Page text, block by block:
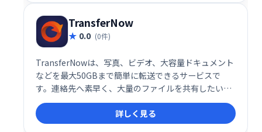
TransferNow
0.0 (0件)
TransferNowは、写真、ビデオ、大容量ドキュメント
などを最大50GBまで簡単に転送できるサービスで
す。連絡先へ素早く、大量のファイルを共有したい時
におすすめです。
詳しく見る